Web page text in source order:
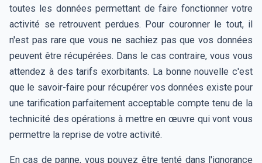
toutes les données permettant de faire fonctionner votre
activité se retrouvent perdues. Pour couronner le tout, il
n'est pas rare que vous ne sachiez pas que vos données
peuvent être récupérées. Dans le cas contraire, vous vous
attendez à des tarifs exorbitants. La bonne nouvelle c'est
que le savoir-faire pour récupérer vos données existe pour
une tarification parfaitement acceptable compte tenu de la
technicité des opérations à mettre en œuvre qui vont vous
permettre la reprise de votre activité.
En cas de panne, vous pouvez être tenté dans l'ignorance